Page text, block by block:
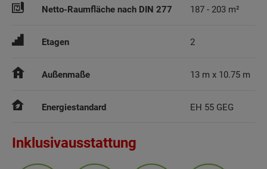
Netto-Raumfläche nach DIN 277 187 - 203 m²
Etagen 2
Außenmaße 13 m x 10.75 m
Energiestandard EH 55 GEG
Inklusivausstattung